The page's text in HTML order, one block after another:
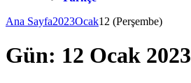
Ana Sayfa2023Ocak12 (Perşembe)
Gün: 12 Ocak 2023